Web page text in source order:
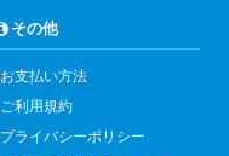
その他
お支払い方法
ご利用規約
プライバシーポリシー